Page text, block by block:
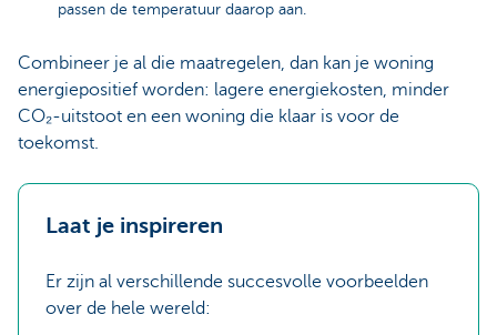
passen de temperatuur daarop aan.
Combineer je al die maatregelen, dan kan je woning
energiepositief worden: lagere energiekosten, minder
CO₂-uitstoot en een woning die klaar is voor de
toekomst.
Laat je inspireren
Er zijn al verschillende succesvolle voorbeelden
over de hele wereld: